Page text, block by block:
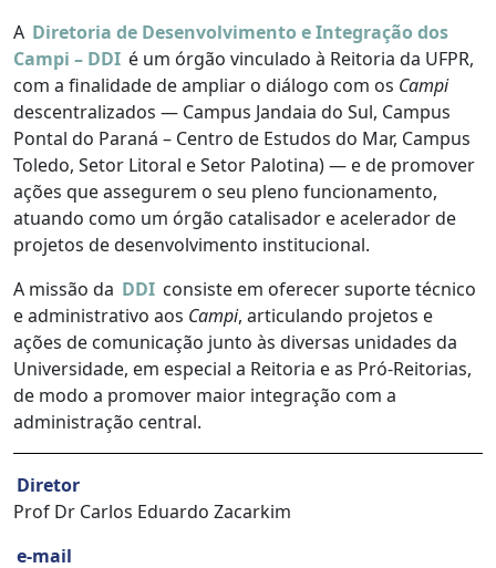
A Diretoria de Desenvolvimento e Integração dos
Campi – DDI é um órgão vinculado à Reitoria da UFPR,
com a finalidade de ampliar o diálogo com os Campi
descentralizados — Campus Jandaia do Sul, Campus
Pontal do Paraná – Centro de Estudos do Mar, Campus
Toledo, Setor Litoral e Setor Palotina) — e de promover
ações que assegurem o seu pleno funcionamento,
atuando como um órgão catalisador e acelerador de
projetos de desenvolvimento institucional.
A missão da DDI consiste em oferecer suporte técnico
e administrativo aos Campi, articulando projetos e
ações de comunicação junto às diversas unidades da
Universidade, em especial a Reitoria e as Pró-Reitorias,
de modo a promover maior integração com a
administração central.
Diretor
Prof Dr Carlos Eduardo Zacarkim
e-mail